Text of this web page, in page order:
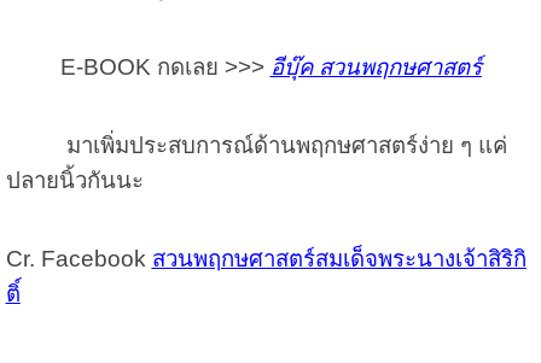
E-BOOK กดเลย >>> อีบุ๊ค สวนพฤกษศาสตร์
มาเพิ่มประสบการณ์ด้านพฤกษศาสตร์ง่าย ๆ แค่
ปลายนิ้วกันนะ
Cr. Facebook สวนพฤกษศาสตร์สมเด็จพระนางเจ้าสิริกิ
ติ์